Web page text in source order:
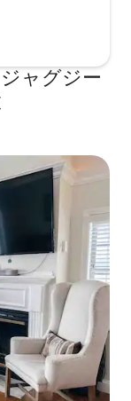
ャグジー